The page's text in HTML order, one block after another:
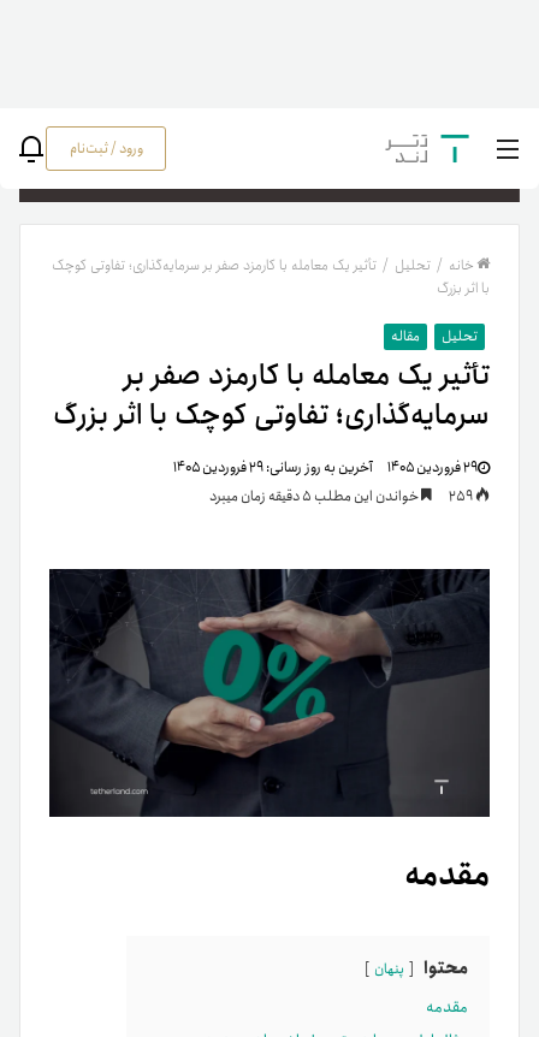
ورود / ثبت‌نام
خانه / تحلیل / تأثیر یک معامله با کارمزد صفر بر سرمایه‌گذاری؛ تفاوتی کوچک
با اثر بزرگ
تحلیل مقاله
تأثیر یک معامله با کارمزد صفر بر
سرمایه‌گذاری؛ تفاوتی کوچک با اثر بزرگ
۲۹ فروردین ۱۴۰۵ آخرین به روز رسانی:۲۹ فروردین ۱۴۰۵
خواندن این مطلب 5 دقیقه زمان میبرد
مقدمه
محتوا پنهان
مقدمه